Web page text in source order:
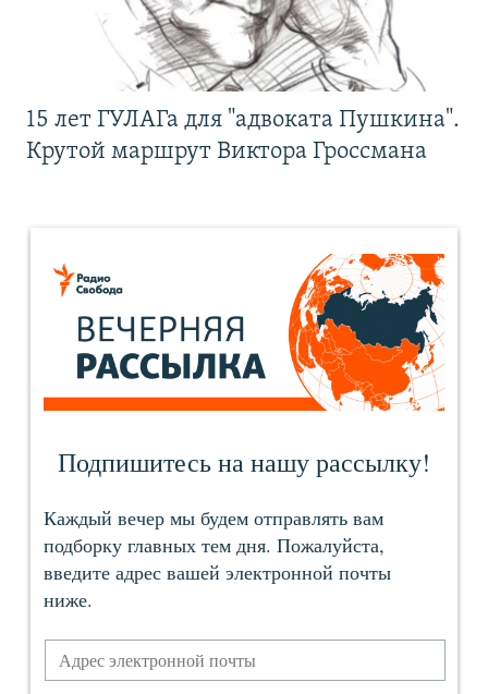
15 лет ГУЛАГа для "адвоката Пушкина".
Крутой маршрут Виктора Гроссмана